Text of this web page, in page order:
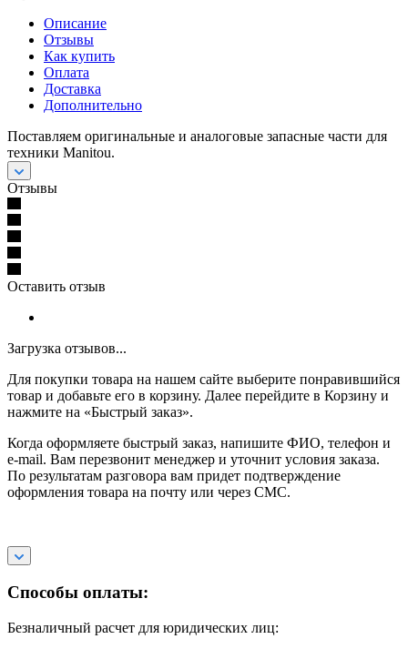
Описание
Отзывы
Как купить
Оплата
Доставка
Дополнительно
Поставляем оригинальные и аналоговые запасные части для
техники Manitou.
Отзывы
Оставить отзыв
Загрузка отзывов...
Для покупки товара на нашем сайте выберите понравившийся
товар и добавьте его в корзину. Далее перейдите в Корзину и
нажмите на «Быстрый заказ».
Когда оформляете быстрый заказ, напишите ФИО, телефон и
e-mail. Вам перезвонит менеджер и уточнит условия заказа.
По результатам разговора вам придет подтверждение
оформления товара на почту или через СМС.
Способы оплаты:
Безналичный расчет для юридических лиц: